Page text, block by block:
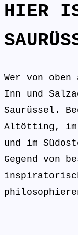
HIER
Wer von oben
Inn und
Saurüssel.
Altötting, im
und im
Gegend von